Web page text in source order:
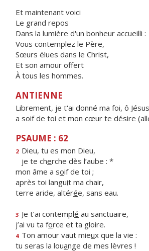
Et maintenant voici
Le grand repos
Dans la lumière d'un bonheur accueilli :
Vous contemplez le Père,
Sœurs élues dans le Christ,
Et son amour offert
À tous les hommes.
ANTIENNE
Librement, je t'ai donné ma foi, ô
a soif de toi et mon cœur te désire
PSAUME : 62
2 Dieu, tu es mon Dieu,
je te cherche dès l’aube : *
mon âme a soif de toi ;
après toi languit ma chair,
terre aride, altérée, sans eau.
3 Je t’ai contemplé au sanctuaire,
j’ai vu ta force et ta gloire.
4 Ton amour vaut mieux que la vie :
tu seras la louange de mes lèvres !